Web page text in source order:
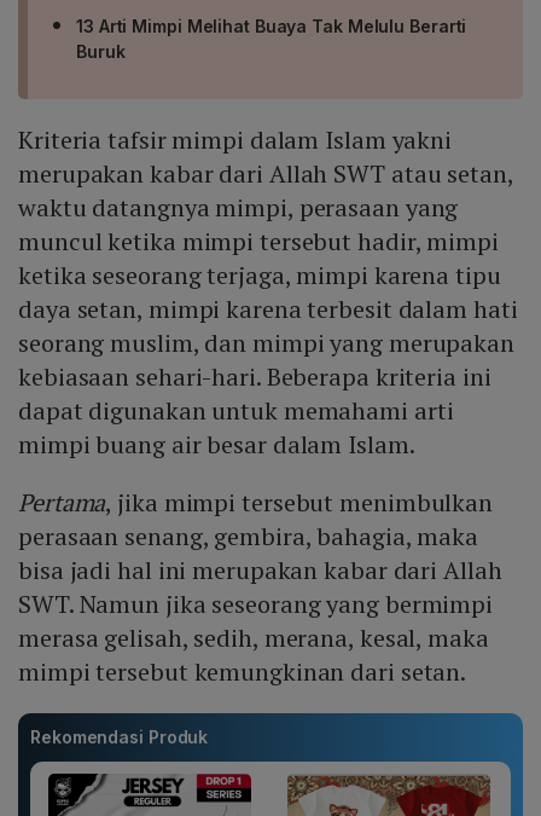
13 Arti Mimpi Melihat Buaya Tak Melulu Berarti
Buruk
Kriteria tafsir mimpi dalam Islam yakni
merupakan kabar dari Allah SWT atau setan,
waktu datangnya mimpi, perasaan yang
muncul ketika mimpi tersebut hadir, mimpi
ketika seseorang terjaga, mimpi karena tipu
daya setan, mimpi karena terbesit dalam hati
seorang muslim, dan mimpi yang merupakan
kebiasaan sehari-hari. Beberapa kriteria ini
dapat digunakan untuk memahami arti
mimpi buang air besar dalam Islam.
Pertama, jika mimpi tersebut menimbulkan
perasaan senang, gembira, bahagia, maka
bisa jadi hal ini merupakan kabar dari Allah
SWT. Namun jika seseorang yang bermimpi
merasa gelisah, sedih, merana, kesal, maka
mimpi tersebut kemungkinan dari setan.
Rekomendasi Produk